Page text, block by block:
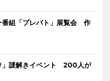
番組「プレバト」展覧会 作
」謎解きイベント 200人が